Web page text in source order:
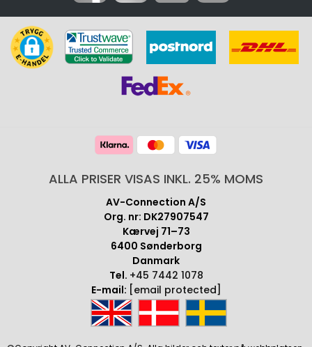
ALLA PRISER VISAS INKL. 25% MOMS
AV-Connection A/S
Org. nr: DK27907547
Kærvej 71–73
6400 Sønderborg
Danmark
Tel. +45 7442 1078
E-mail: [email protected]